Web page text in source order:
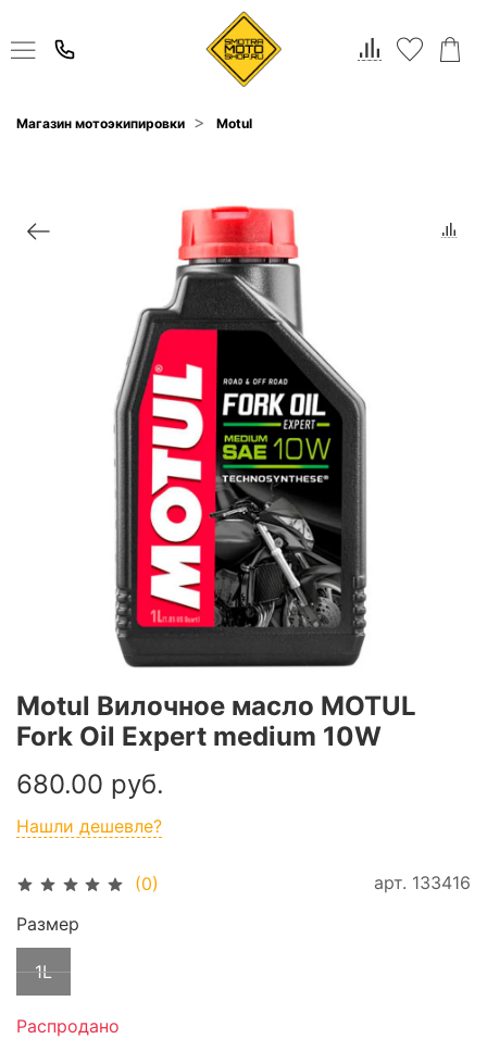
Магазин мотоэкипировки Motul
(0) арт. 133416
Motul Вилочное масло MOTUL
Fork Oil Expert medium 10W
680.00 руб.
Нашли дешевле?
Размер
1L
Распродано